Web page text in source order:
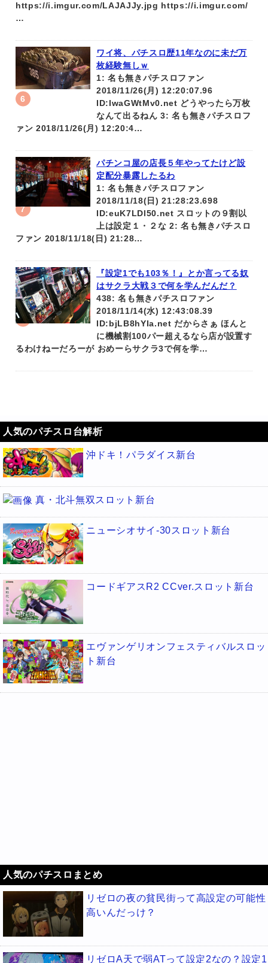
https://i.imgur.com/LAJAJJy.jpg https://i.imgur.com/
…
ワイ将、パチスロ歴11年なのに未だ万
枚経験無しｗ
1: 名も無きパチスロファン
2018/11/26(月) 12:20:07.96
ID:IwaGWtMv0.net どうやったら万枚
なんて出るねん 3: 名も無きパチスロフ
ァン 2018/11/26(月) 12:20:4…
パチンコ屋の店長５年やってたけど設
定配分暴露したるわ
1: 名も無きパチスロファン
2018/11/18(日) 21:28:23.698
ID:euK7LDl50.net スロットの９割以
上は設定１・２な 2: 名も無きパチスロ
ファン 2018/11/18(日) 21:28…
『設定1でも103％！』とか言ってる奴
はサクラ大戦３で何を学んだんだ？
438: 名も無きパチスロファン
2018/11/14(水) 12:43:08.39
ID:bjLB8hYIa.net だからさぁ ほんと
に機械割100パー超えるなら店が設置す
るわけねーだろーが おめーらサクラ3で何を学…
人気のパチスロ台解析
沖ドキ！パラダイス新台
真・北斗無双スロット新台
ニューシオサイ-30スロット新台
コードギアスR2 CCver.スロット新台
エヴァンゲリオンフェスティバルスロッ
ト新台
人気のパチスロまとめ
リゼロの夜の貧民街って高設定の可能性
高いんだっけ？
リゼロA天で弱ATって設定2なの？設定1